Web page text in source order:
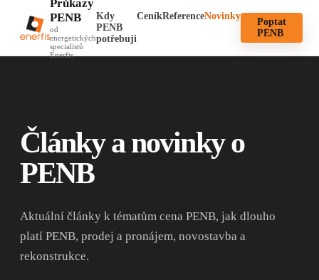
Průkazy
PENB
od
energetických
specialistů
Enerfis
Kdy
PENB
potřebuji
CeníkReferenceNovinky
Poptat
PENB
Články a novinky o
PENB
Aktuální články k tématům cena PENB, jak dlouho
platí PENB, prodej a pronájem, novostavba a
rekonstrukce.